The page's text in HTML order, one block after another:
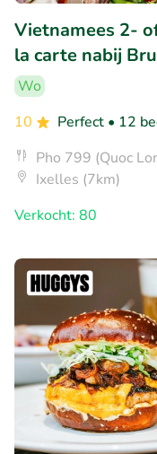
Vietnamees 2-
la carte nabij
Wo
10
Perfect • 12
Pho 799 (Quoc
Ixelles (7km)
Verkocht: 80